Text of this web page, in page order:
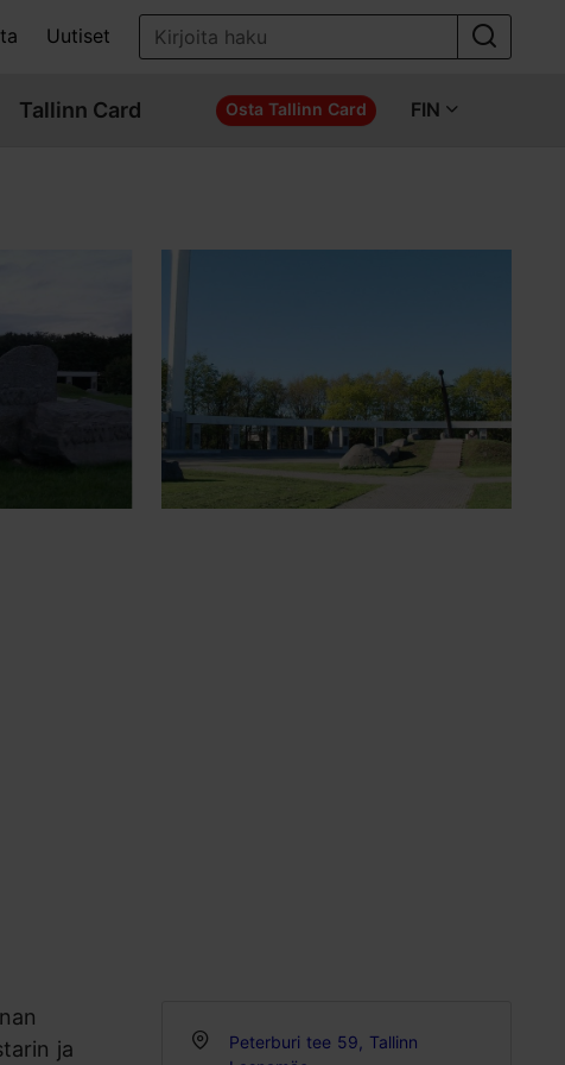
Uutiset
Tallinn Card Osta Tallinn Card FIN
ja
Peterburi tee 59, Tallinn